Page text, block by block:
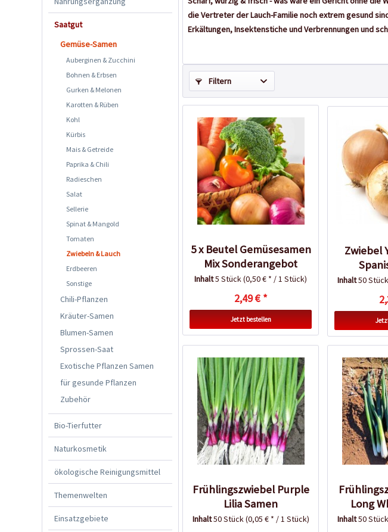
Saatgut
Gemüse-Samen
Auberginen & Zucchini
Bohnen & Erbsen
Gurken & Melonen
Karotten & Rüben
Kohl
Kürbis
Mais & Getreide
Paprika & Chili
Radieschen
Salat
Sellerie
Spinat & Mangold
Tomaten
Zwiebeln & Lauch
Erdbeeren
Sonstige
Chili-Pflanzen
Kräuter-Samen
Blumen-Samen
Sprossen-Saat
Exotische Pflanzen Samen
für gesunde Pflanzen
Zubehör
Bio-Tierfutter
Naturkosmetik
ökologische Reinigungsmittel
Themenwelten
Einsatzgebiete
die Vertreter der Lauch-Familie noch extrem gesund
Erkältungen, Insektenstiche und Verbrennungen und
Filtern
5 x Beutel Gemüsesamen
Mix Sonderangebot
Inhalt5 Stück(0,50 € * / 1 Stück)
2,49 € *
Jetzt bestellen
Zwiebel
Inhalt50 Stück
Frühlingszwiebel Purple
Lilia Samen
Inhalt50 Stück(0,05 € * / 1 Stück)
Long
Inhalt50 Stück